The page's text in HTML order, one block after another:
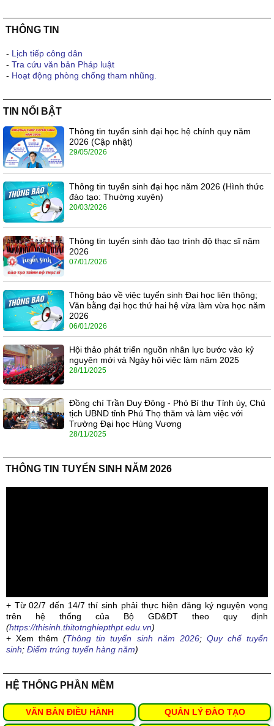
THÔNG TIN
- Lịch tiếp công dân
- Tra cứu văn bản Pháp luật
- Hoạt động phòng chống tham nhũng.
TIN NỔI BẬT
Thông tin tuyển sinh đại học hệ chính quy năm
2026 (Cập nhật)
29/05/2026
Thông tin tuyển sinh đại học năm 2026 (Hình thức
đào tạo: Thường xuyên)
20/03/2026
Thông tin tuyển sinh đào tạo trình độ thạc sĩ năm
2026
07/01/2026
Thông báo về việc tuyển sinh Đại học liên thông;
Văn bằng đại học thứ hai hệ vừa làm vừa học năm
2026
06/01/2026
Hội thảo phát triển nguồn nhân lực bước vào kỷ
nguyên mới và Ngày hội việc làm năm 2025
28/11/2025
Đồng chí Trần Duy Đông - Phó Bí thư Tỉnh ủy, Chủ
tịch UBND tỉnh Phú Thọ thăm và làm việc với
Trường Đại học Hùng Vương
28/11/2025
THÔNG TIN TUYỂN SINH NĂM 2026
+ Từ 02/7 đến 14/7 thí sinh phải thực hiện đăng ký nguyện vọng
trên hệ thống của Bộ GD&ĐT theo quy định
(https://thisinh.thitotnghiepthpt.edu.vn)
+ Xem thêm(Thông tin tuyển sinh năm 2026; Quy chế tuyển
sinh; Điểm trúng tuyển hàng năm)
HỆ THỐNG PHẦN MỀM
VĂN BẢN ĐIỀU HÀNH QUẢN LÝ ĐÀO TẠO